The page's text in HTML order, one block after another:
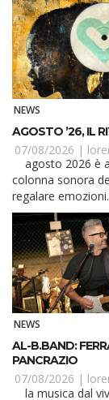
NEWS
AGOSTO ’26, IL
07/08/2026 |
colonna sonora
regalare
NEWS
AL-B.BAND:
PANCRAZIO
07/08/2026 |